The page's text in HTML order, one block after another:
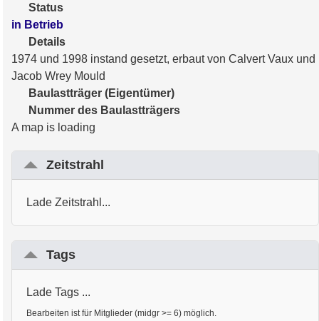
Status
in Betrieb
Details
1974 und 1998 instand gesetzt, erbaut von Calvert Vaux und
Jacob Wrey Mould
Baulastträger (Eigentümer)
Nummer des Baulastträgers
A map is loading
Zeitstrahl
Lade Zeitstrahl...
Tags
Lade Tags ...
Bearbeiten ist für Mitglieder (midgr >= 6) möglich.